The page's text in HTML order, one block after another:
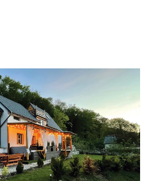
(138)karate(168)kickbox(204)
Lewis Hamilton
(244)
(122)Rendezvény
rio
Magazin(128)szabadidősport
(416)táplálkozás (155)utazás
(162) Világkupa(129)vitorlázás
Érdi Mária(130)életmód(416)